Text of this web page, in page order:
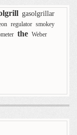
gasolgrillar
regulator smokey
the Weber